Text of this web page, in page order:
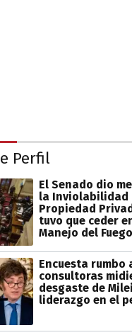
Perfil
El Senado dio
la Inviolabilidad
Propiedad
tuvo que ceder
Manejo del Fuego
Encuesta rumbo
consultoras
desgaste de
liderazgo en el